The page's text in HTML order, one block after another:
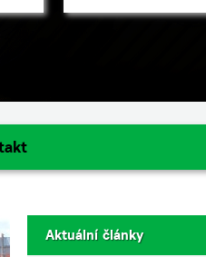
Aktuální články